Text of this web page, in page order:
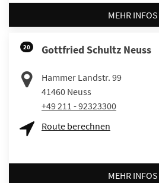
MEHR INFOS
20 Gottfried Schultz Neuss
Hammer Landstr. 99
41460 Neuss
+49 211 - 92323300
Route berechnen
MEHR INFOS